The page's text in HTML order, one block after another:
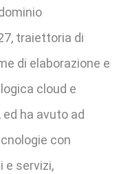
traiettoria di
di elaborazione e
cloud e
ha avuto ad
con
e servizi,